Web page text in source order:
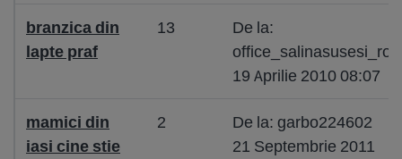
branzica din
lapte praf
13
De la:
office_salinasusesi_ro
19 Aprilie 2010 08:07
mamici din
iasi cine stie
2
De la: garbo224602
21 Septembrie 2011